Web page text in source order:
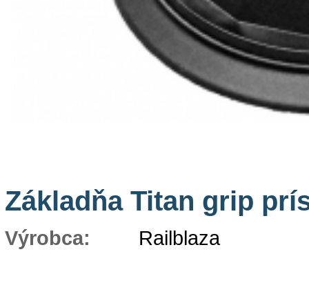
Základňa Titan grip
Výrobca: Railblaza